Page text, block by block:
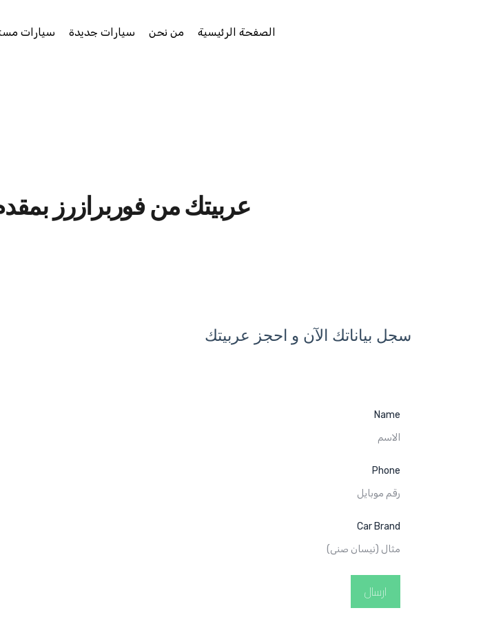
الصفحة الرئيسية من نحن سيارات جديدة سيارات
عربيتك من فوربرازرز بمقدم
سجل بياناتك الآن و احجز عربيتك
Name
Phone
Car Brand
ارسال